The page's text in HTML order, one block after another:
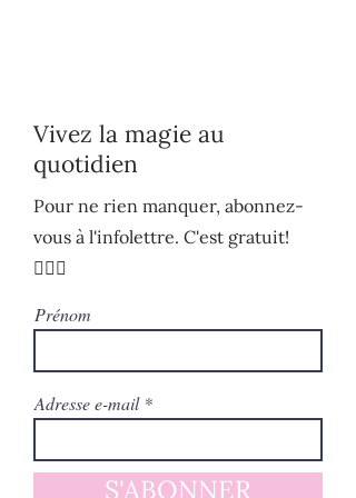
Vivez la magie au
quotidien
Pour ne rien manquer, abonnez-
vous à l'infolettre. C'est gratuit!
🧚🏻‍♀️
Prénom
Adresse e-mail
S'ABONNER